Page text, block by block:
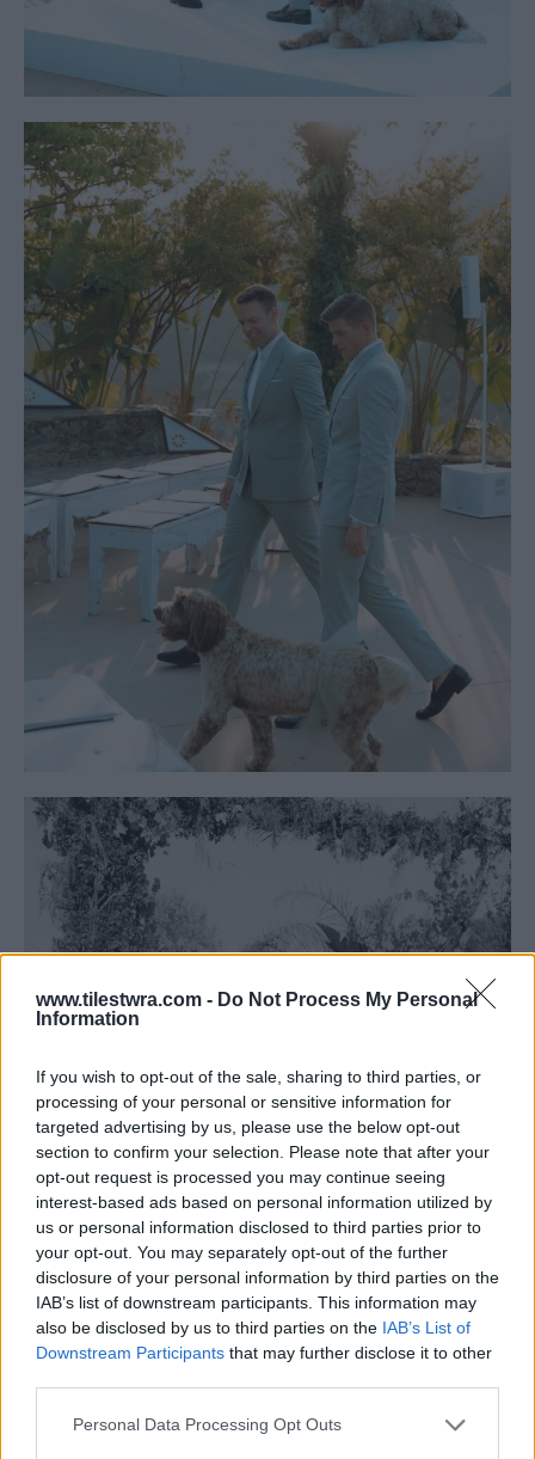
www.tilestwra.com - Do Not Process My Personal
Information
If you wish to opt-out of the sale, sharing to third parties, or
processing of your personal or sensitive information for
targeted advertising by us, please use the below opt-out
section to confirm your selection. Please note that after your
opt-out request is processed you may continue seeing
interest-based ads based on personal information utilized by
us or personal information disclosed to third parties prior to
your opt-out. You may separately opt-out of the further
disclosure of your personal information by third parties on the
IAB’s list of downstream participants. This information may
also be disclosed by us to third parties on the IAB’s List of
Downstream Participants that may further disclose it to other
Personal Data Processing Opt Outs